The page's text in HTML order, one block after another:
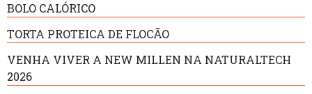
BOLO CALÓRICO
TORTA PROTEICA DE FLOCÃO
VENHA VIVER A NEW MILLEN NA NATURALTECH
2026